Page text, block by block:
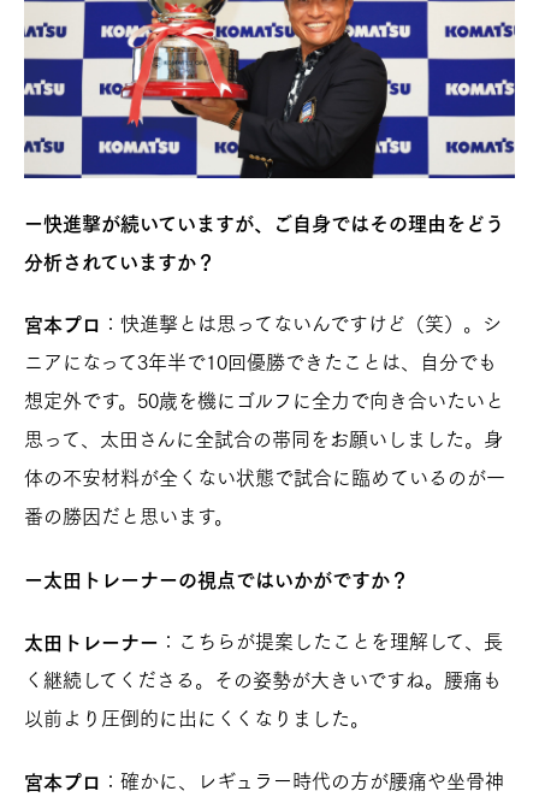
ー快進撃が続いていますが、ご自身ではその理由をどう
分析されていますか？
宮本プロ ：快進撃とは思ってないんですけど（笑）。シ
ニアになって3年半で10回優勝できたことは、自分でも
想定外です。50歳を機にゴルフに全力で向き合いたいと
思って、太田さんに全試合の帯同をお願いしました。身
体の不安材料が全くない状態で試合に臨めているのが一
番の勝因だと思います。
ー太田トレーナーの視点ではいかがですか？
太田トレーナー ：こちらが提案したことを理解して、長
く継続してくださる。その姿勢が大きいですね。腰痛も
以前より圧倒的に出にくくなりました。
宮本プロ ：確かに、レギュラー時代の方が腰痛や坐骨神